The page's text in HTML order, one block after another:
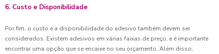
6. Custo e Disponibilidade
Por fim, o custo e a disponibilidade do adesivo também devem ser
considerados. Existem adesivos em várias faixas de preço, e é importante
encontrar uma opção que se encaixe no seu orçamento. Além disso,